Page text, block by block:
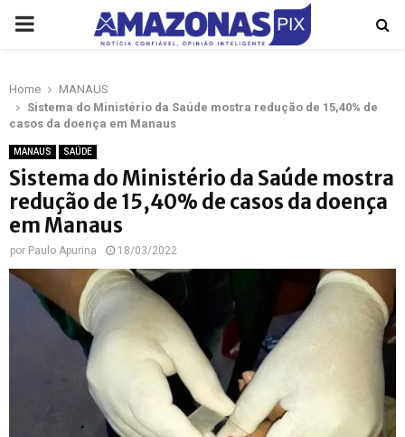
PRIMARY
Home
MANAUS
Sistema do Ministério da Saúde mostra redução de 15,40% de
casos da doença em Manaus
MANAUS SAÚDE
Sistema do Ministério da Saúde mostra
redução de 15,40% de casos da doença
em Manaus
por Paulo Apurina 18/03/2022